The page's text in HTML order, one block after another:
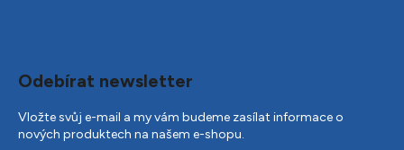
Odebírat newsletter
Vložte svůj e-mail a my vám budeme zasílat informace o
nových produktech na našem e-shopu.